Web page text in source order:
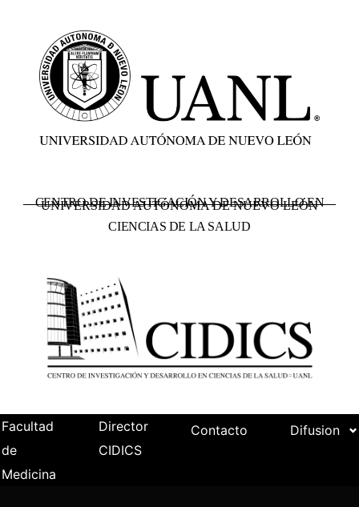
UNIVERSIDAD AUTÓNOMA DE NUEVO LEÓN
CENTRO DE INVESTIGACIÓN Y DESARROLLO EN
CIENCIAS DE LA SALUD
Facultad
de
Medicina
Director
CIDICS
Contacto Difusion